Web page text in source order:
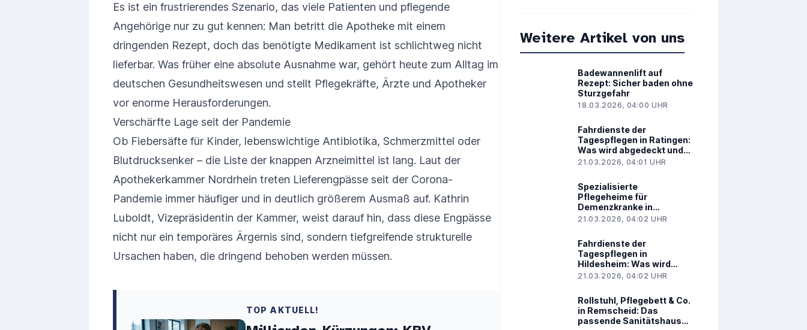
Es ist ein frustrierendes Szenario, das viele Patienten und pflegende
Angehörige nur zu gut kennen: Man betritt die Apotheke mit einem
dringenden Rezept, doch das benötigte Medikament ist schlichtweg nicht
lieferbar. Was früher eine absolute Ausnahme war, gehört heute zum Alltag im
deutschen Gesundheitswesen und stellt Pflegekräfte, Ärzte und Apotheker
vor enorme Herausforderungen.
Verschärfte Lage seit der Pandemie
Ob Fiebersäfte für Kinder, lebenswichtige Antibiotika, Schmerzmittel oder
Blutdrucksenker – die Liste der knappen Arzneimittel ist lang. Laut der
Apothekerkammer Nordrhein treten Lieferengpässe seit der Corona-
Pandemie immer häufiger und in deutlich größerem Ausmaß auf. Kathrin
Luboldt, Vizepräsidentin der Kammer, weist darauf hin, dass diese Engpässe
nicht nur ein temporäres Ärgernis sind, sondern tiefgreifende strukturelle
Ursachen haben, die dringend behoben werden müssen.
TOP AKTUELL!
Weitere Artikel von uns
Badewannenlift auf
Rezept: Sicher baden ohne
Sturzgefahr
18.03.2026, 04:00 UHR
Fahrdienste der
Tagespflegen in Ratingen:
Was wird abgedeckt und
was kostet es?
21.03.2026, 04:01 UHR
Spezialisierte
Pflegeheime für
Demenzkranke in
Kaiserslautern: Darauf
21.03.2026, 04:02 UHR
Fahrdienste der
Tagespflegen in
Hildesheim: Was wird
abgedeckt und was kostet
21.03.2026, 04:02 UHR
Rollstuhl, Pflegebett & Co.
in Remscheid: Das
passende Sanitätshaus